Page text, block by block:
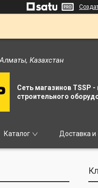
Казахстан
Сеть магазинов TSSP
строительного
Каталог Доставка и